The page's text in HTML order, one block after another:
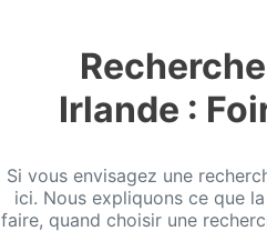
Irlande :
Si vous envisagez une
ici. Nous expliquons ce que
faire, quand choisir une